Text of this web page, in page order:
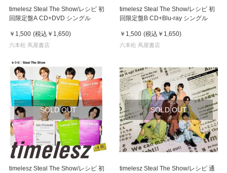
timelesz Steal The Show/レシピ 初
回限定盤A CD+DVD シングル
￥1,500 (税込 ￥1,650)
六本松 蔦屋書店
timelesz Steal The Show/レシピ 初
回限定盤B CD+Blu-ray シングル
￥1,500 (税込 ￥1,650)
六本松 蔦屋書店
SOLD OUT
timelesz Steal The Show/レシピ 初
SOLD OUT
timelesz Steal The Show/レシピ 通